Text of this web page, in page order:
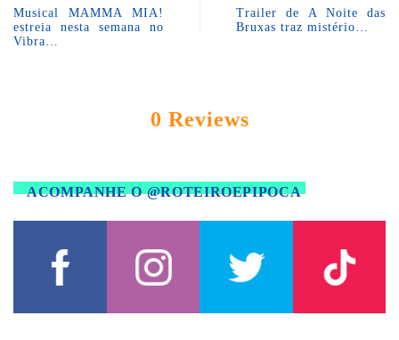
Musical MAMMA MIA!
estreia nesta semana no
Vibra…
Trailer de A Noite das
Bruxas traz mistério…
0 Reviews
ACOMPANHE O @ROTEIROEPIPOCA